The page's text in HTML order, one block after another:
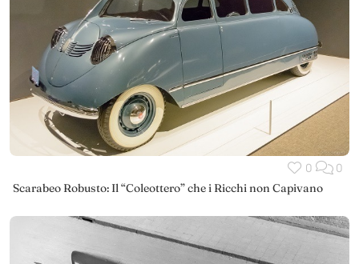
0 0
Scarabeo Robusto: Il “Coleottero” che i Ricchi non Capivano